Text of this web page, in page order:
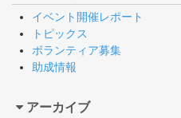
イベント開催レポート
トピックス
ボランティア募集
助成情報
アーカイブ